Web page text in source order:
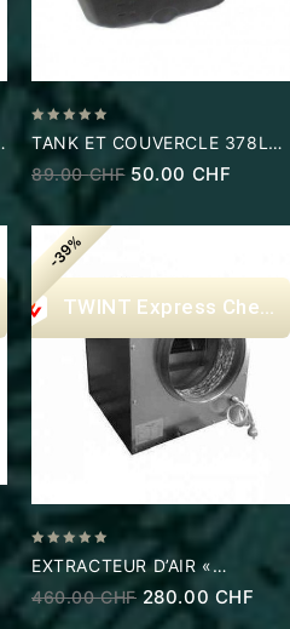
of
TANK ET COUVERCLE 378L
QUALIPLAST
89.00CHF 50.00 CHF
-39%
Express
of
EXTRACTEUR D’AIR «
SILENCIEUX » – 2000M3/H,
355/2X250MM
460.00CHF 280.00 CHF